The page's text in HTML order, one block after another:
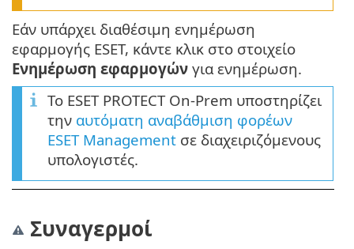
Εάν υπάρχει διαθέσιμη ενημέρωση
εφαρμογής ESET, κάντε κλικ στο στοιχείο
Ενημέρωση εφαρμογών για ενημέρωση.
Το ESET PROTECT On-Prem υποστηρίζει
την αυτόματη αναβάθμιση φορέων
ESET Management σε διαχειριζόμενους
υπολογιστές.
Συναγερμοί